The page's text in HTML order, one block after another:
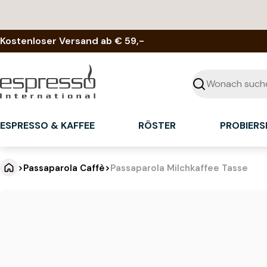
springen
Kostenloser Versand ab € 59,-
Suchen
ESPRESSO & KAFFEE RÖSTER
>Passaparola Caffè>Passaparola Milchkaffee Tasse